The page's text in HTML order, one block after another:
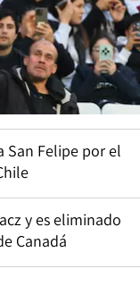
San Felipe por el
y es eliminado
Canadá